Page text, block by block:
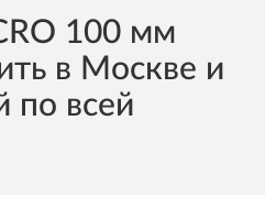
100 мм
в Москве и
по всей